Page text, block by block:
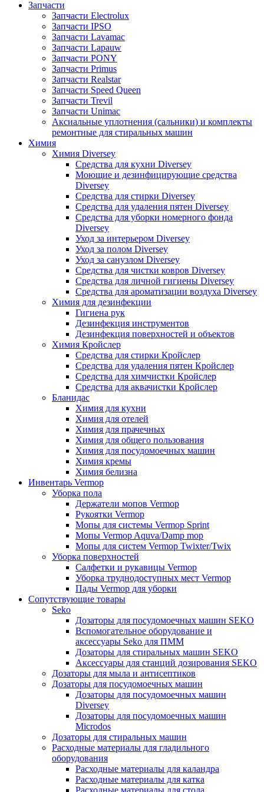
Запчасти
Запчасти Electrolux
Запчасти IPSO
Запчасти Lavamac
Запчасти Lapauw
Запчасти PONY
Запчасти Primus
Запчасти Realstar
Запчасти Speed Queen
Запчасти Trevil
Запчасти Unimac
Аксиальные уплотнения (сальники) и комплекты
ремонтные для стиральных машин
Химия
Химия Diversey
Средства для кухни Diversey
Моющие и дезинфицирующие средства
Diversey
Средства для стирки Diversey
Средства для удаления пятен Diversey
Средства для уборки номерного фонда
Diversey
Уход за интерьером Diversey
Уход за полом Diversey
Уход за санузлом Diversey
Средства для чистки ковров Diversey
Средства для личной гигиены Diversey
Средства для ароматизации воздуха Diversey
Химия для дезинфекции
Гигиена рук
Дезинфекция инструментов
Дезинфекция поверхностей и объектов
Химия Кройслер
Средства для стирки Кройслер
Средства для удаления пятен Кройслер
Средства для химчистки Кройслер
Средства для аквачистки Кройслер
Бланидас
Химия для кухни
Химия для отелей
Химия для прачечных
Химия для общего пользования
Химия для посудомоечных машин
Химия кремы
Химия белизна
Инвентарь Vermop
Уборка пола
Держатели мопов Vermop
Рукоятки Vermop
Мопы для системы Vermop Sprint
Мопы Vermop Aquva/Damp mop
Мопы для систем Vermop Twixter/Twix
Уборка поверхностей
Салфетки и рукавицы Vermop
Уборка труднодоступных мест Vermop
Пады Vermop для уборки
Сопутствующие товары
Seko
Дозаторы для посудомоечных машин SEKO
Вспомогательное оборудование и
аксессуары Seko для ПММ
Дозаторы для стиральных машин SEKO
Аксессуары для станций дозирования SEKO
Дозаторы для мыла и антисептиков
Дозаторы для посудомоечных машин
Дозаторы для посудомоечных машин
Diversey
Дозаторы для посудомоечных машин
Microdos
Дозаторы для стиральных машин
Расходные материалы для гладильного
оборудования
Расходные материалы для каландра
Расходные материалы для катка
Расходные материалы для стола